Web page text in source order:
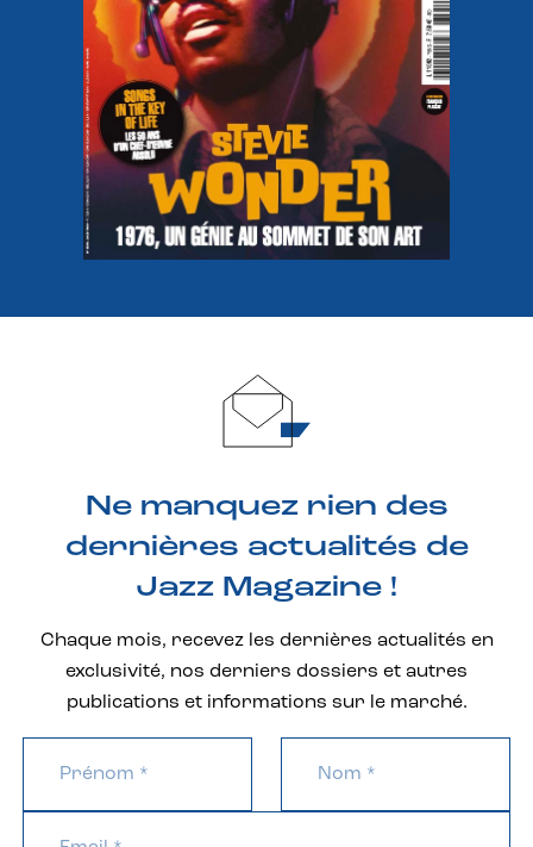
Ne manquez rien des
dernières actualités de
Jazz Magazine !
Chaque mois, recevez les dernières actualités en
exclusivité, nos derniers dossiers et autres
publications et informations sur le marché.